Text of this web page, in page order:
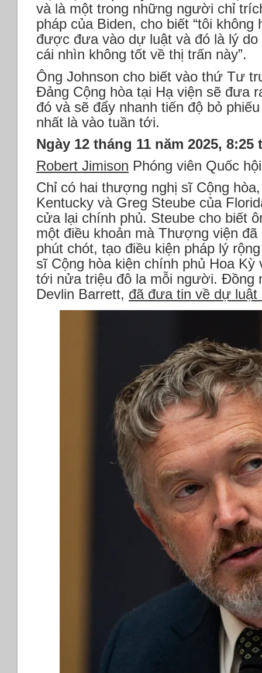
và là một trong những người chỉ
pháp của Biden, cho biết “tôi không
được đưa vào dự luật và đó là lý
cái nhìn không tốt về thị trấn này”.
Ông Johnson cho biết vào thứ Tư
Đảng Cộng hòa tại Hạ viện sẽ đưa
đó và sẽ đẩy nhanh tiến độ bỏ
nhất là vào tuần tới.
Ngày 12 tháng 11 năm 2025,
Robert Jimison Phóng viên Quốc hội
Chỉ có hai thượng nghị sĩ Cộng
Kentucky và Greg Steube của
cửa lại chính phủ. Steube cho biết
một điều khoản mà Thượng viện
phút chót, tạo điều kiện pháp lý
sĩ Cộng hòa kiện chính phủ Hoa
tới nửa triệu đô la mỗi người. Đồng
Devlin Barrett, đã đưa tin về dự luật